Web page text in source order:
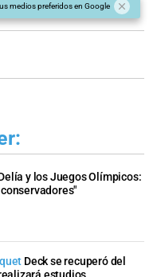
medios preferidos en Google
y los Juegos Olímpicos:
Deck se recuperó del